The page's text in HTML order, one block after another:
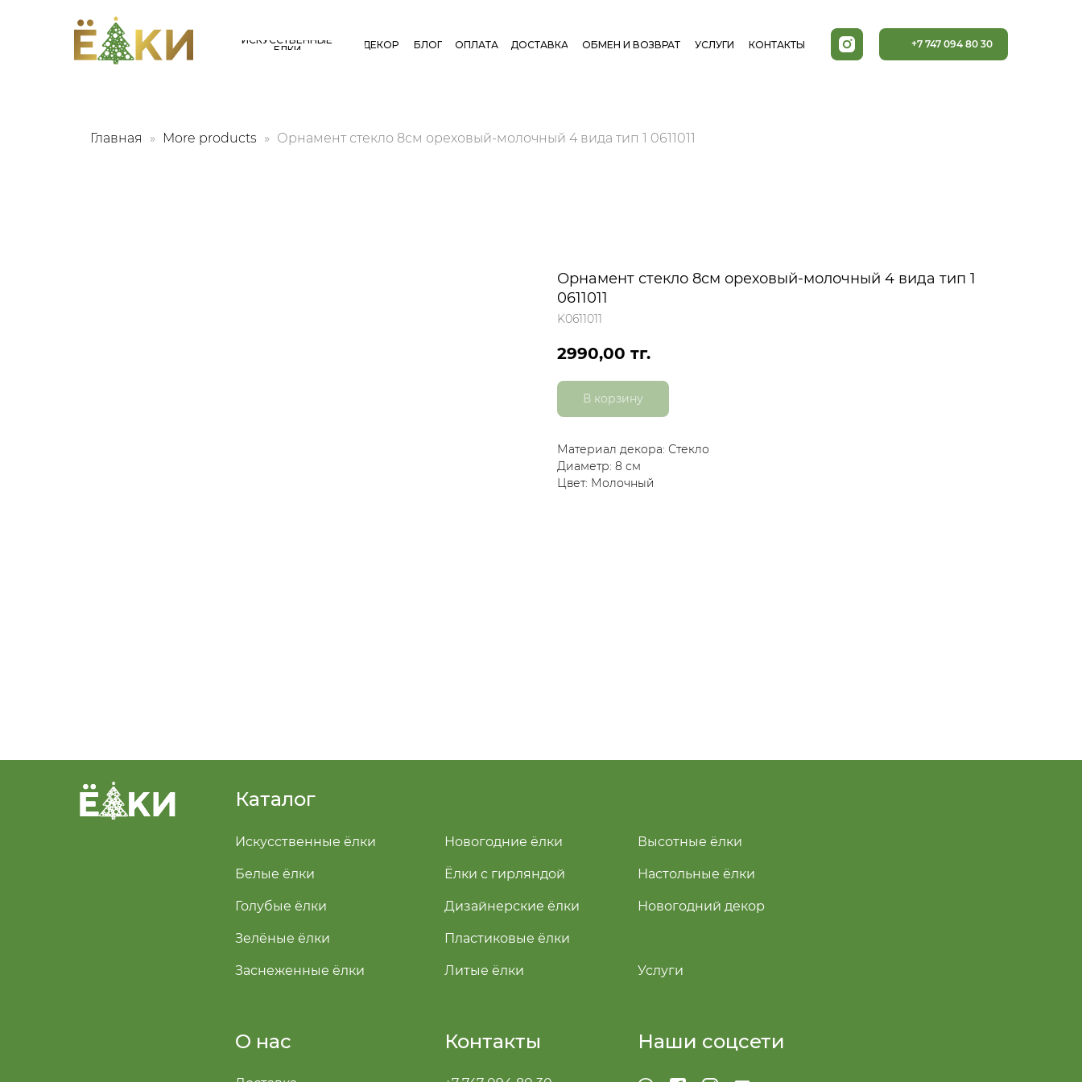
+7 747 094 80 30
КОНТАКТЫ
УСЛУГИ
ОБМЕН И ВОЗВРАТ
ДОСТАВКА
ОПЛАТА
БЛОГ
ДЕКОР
ИСКУССТВЕННЫЕ
ЕЛКИ
Главная More products Орнамент стекло 8см ореховый-молочный 4 вида тип 1 0611011
Орнамент стекло 8см ореховый-молочный 4 вида тип 1
0611011
K0611011
2990,00 тг.
В корзину
Материал декора: Стекло
Диаметр: 8 см
Цвет: Молочный
О нас
Каталог
Контакты Наши соцсети
Искусственные ёлки
Белые ёлки
Голубые ёлки
Зелёные ёлки
Заснеженные ёлки
Новогодние ёлки
Ёлки с гирляндой
Дизайнерские ёлки
Пластиковые ёлки
Литые ёлки
Высотные ёлки
Настольные ёлки
Услуги
Новогодний декор